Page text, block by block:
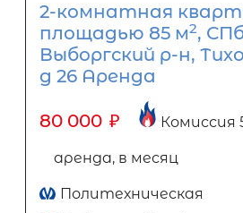
2-комнатная
площадью 85 м2,
Выборгский р-н,
д 26 Аренда
80 000 ₽ Комиссия
аренда, в месяц
Политехническая